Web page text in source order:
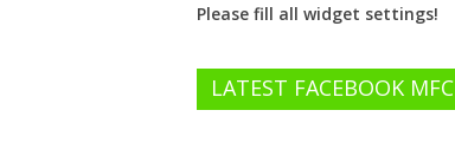
Please fill all widget settings!
LATEST FACEBOOK MFC